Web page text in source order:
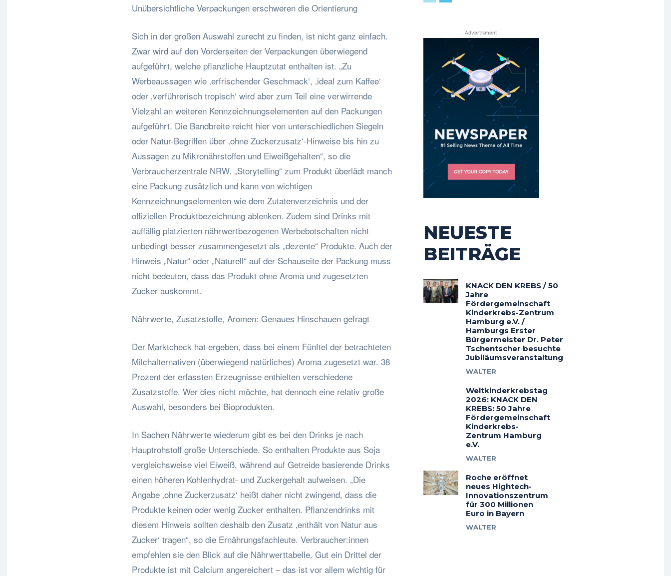
Unübersichtliche Verpackungen erschweren die Orientierung
Sich in der großen Auswahl zurecht zu finden, ist nicht ganz einfach.
Zwar wird auf den Vorderseiten der Verpackungen überwiegend
aufgeführt, welche pflanzliche Hauptzutat enthalten ist. „Zu
Werbeaussagen wie ‚erfrischender Geschmack‘, ‚ideal zum Kaffee‘
oder ‚verführerisch tropisch‘ wird aber zum Teil eine verwirrende
Vielzahl an weiteren Kennzeichnungselementen auf den Packungen
aufgeführt. Die Bandbreite reicht hier von unterschiedlichen Siegeln
oder Natur-Begriffen über ‚ohne Zuckerzusatz‘-Hinweise bis hin zu
Aussagen zu Mikronährstoffen und Eiweißgehalten“, so die
Verbraucherzentrale NRW. „Storytelling“ zum Produkt überlädt manch
eine Packung zusätzlich und kann von wichtigen
Kennzeichnungselementen wie dem Zutatenverzeichnis und der
offiziellen Produktbezeichnung ablenken. Zudem sind Drinks mit
auffällig platzierten nährwertbezogenen Werbebotschaften nicht
unbedingt besser zusammengesetzt als „dezente“ Produkte. Auch der
Hinweis „Natur“ oder „Naturell“ auf der Schauseite der Packung muss
nicht bedeuten, dass das Produkt ohne Aroma und zugesetzten
Zucker auskommt.
Nährwerte, Zusatzstoffe, Aromen: Genaues Hinschauen gefragt
Der Marktcheck hat ergeben, dass bei einem Fünftel der betrachteten
Milchalternativen (überwiegend natürliches) Aroma zugesetzt war. 38
Prozent der erfassten Erzeugnisse enthielten verschiedene
Zusatzstoffe. Wer dies nicht möchte, hat dennoch eine relativ große
Auswahl, besonders bei Bioprodukten.
In Sachen Nährwerte wiederum gibt es bei den Drinks je nach
Hauptrohstoff große Unterschiede. So enthalten Produkte aus Soja
vergleichsweise viel Eiweiß, während auf Getreide basierende Drinks
einen höheren Kohlenhydrat- und Zuckergehalt aufweisen. „Die
Angabe ‚ohne Zuckerzusatz‘ heißt daher nicht zwingend, dass die
Produkte keinen oder wenig Zucker enthalten. Pflanzendrinks mit
diesem Hinweis sollten deshalb den Zusatz ‚enthält von Natur aus
Zucker‘ tragen“, so die Ernährungsfachleute. Verbraucher:innen
empfehlen sie den Blick auf die Nährwerttabelle. Gut ein Drittel der
Produkte ist mit Calcium angereichert – das ist vor allem wichtig für
Advertisment
NEUESTE
BEITRÄGE
KNACK DEN KREBS / 50
Jahre
Fördergemeinschaft
Kinderkrebs-Zentrum
Hamburg e.V. /
Hamburgs Erster
Bürgermeister Dr. Peter
Tschentscher besuchte
Jubiläumsveranstaltung
WALTER
Weltkinderkrebstag
2026: KNACK DEN
KREBS: 50 Jahre
Fördergemeinschaft
Kinderkrebs-
Zentrum Hamburg
e.V.
WALTER
Roche eröffnet
neues Hightech-
Innovationszentrum
für 300 Millionen
Euro in Bayern
WALTER